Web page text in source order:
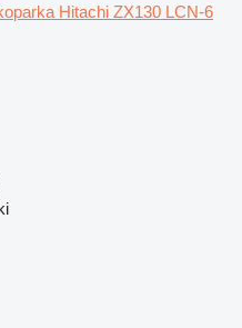
Hitachi ZX130 LCN-6